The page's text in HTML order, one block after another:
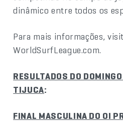
dinâmico entre todos os
Para mais informações,
WorldSurfLeague.com.
RESULTADOS DO
TIJUCA:
FINAL MASCULINA DO OI